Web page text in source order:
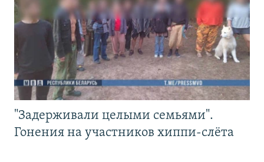
"Задерживали целыми семьями".
Гонения на участников хиппи-слёта